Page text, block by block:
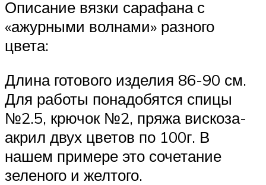
Описание вязки сарафана с
«ажурными волнами» разного
цвета:
Длина готового изделия 86-90 см.
Для работы понадобятся спицы
№2.5, крючок №2, пряжа вискоза-
акрил двух цветов по 100г. В
нашем примере это сочетание
зеленого и желтого.